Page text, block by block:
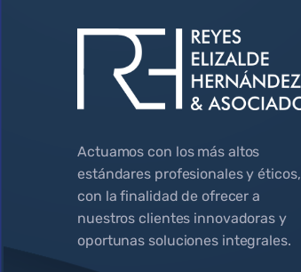
Actuamos con los más altos
estándares profesionales y éticos,
con la finalidad de ofrecer a
nuestros clientes innovadoras y
oportunas soluciones integrales.